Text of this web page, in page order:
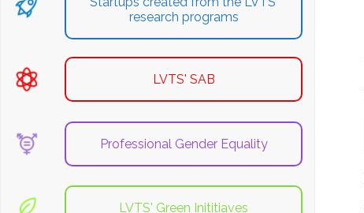
research programs
LVTS' SAB
Professional Gender Equality
LVTS' Green Inititiaves